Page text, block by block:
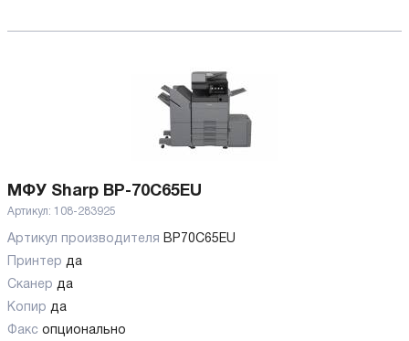
МФУ Sharp BP-70C65EU
Артикул: 108-283925
Артикул производителя BP70C65EU
Принтер да
Сканер да
Копир да
Факс опционально